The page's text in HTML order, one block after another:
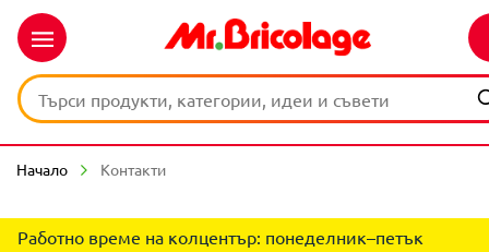
Начало Контакти
Работно време на колцентър: понеделник–петък